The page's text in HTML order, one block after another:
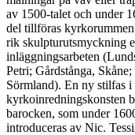
av 1500-talet och under
del tillföras
rik skulpturutsmyckning
inläggningsarbeten
Petri; Gårdstånga, Skåne;
Sörmland). En ny stilfas i
kyrkoinredningskonsten
barocken, som under
introduceras av Nic.